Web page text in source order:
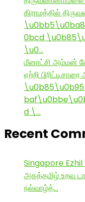
கிராமத்தில்
0bcd
\u0…
மீனாட்சி அம்மன்
ஏற்றி
d \…
Recent
Singapore
அகத்தமிழ் உறவு
நல்வாழ்த்…